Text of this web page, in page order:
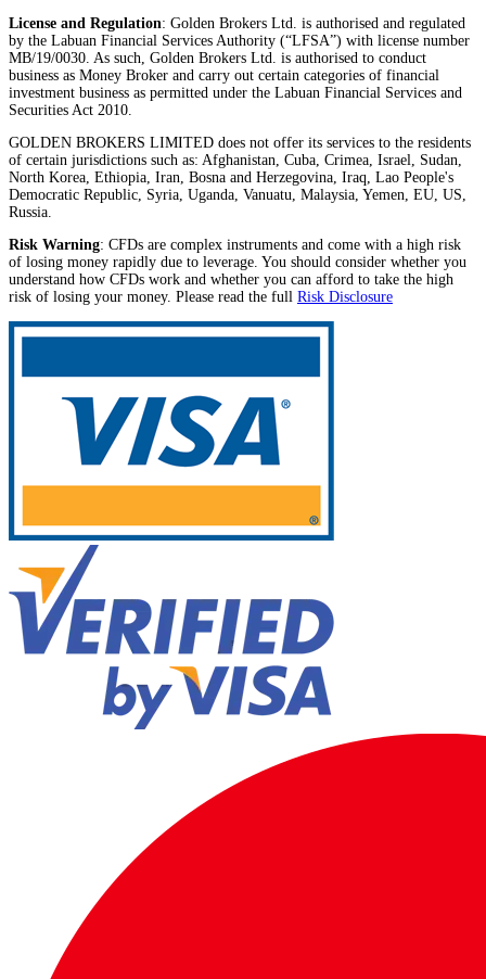
License and Regulation: Golden Brokers Ltd. is authorised and regulated
by the Labuan Financial Services Authority (“LFSA”) with license number
MB/19/0030. As such, Golden Brokers Ltd. is authorised to conduct
business as Money Broker and carry out certain categories of financial
investment business as permitted under the Labuan Financial Services and
Securities Act 2010.
GOLDEN BROKERS LIMITED does not offer its services to the residents
of certain jurisdictions such as: Afghanistan, Cuba, Crimea, Israel, Sudan,
North Korea, Ethiopia, Iran, Bosna and Herzegovina, Iraq, Lao People's
Democratic Republic, Syria, Uganda, Vanuatu, Malaysia, Yemen, EU, US,
Russia.
Risk Warning: CFDs are complex instruments and come with a high risk
of losing money rapidly due to leverage. You should consider whether you
understand how CFDs work and whether you can afford to take the high
risk of losing your money. Please read the full Risk Disclosure